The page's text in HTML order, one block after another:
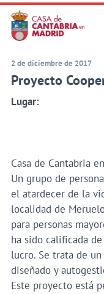
Saltar
al
contenido
principal
Principal
2 de diciembre de 2017
Proyecto
Lugar:
Casa de Cantabria
Un grupo de
el atardecer de la
localidad de
para personas
ha sido calificada
lucro. Se trata de
diseñado y
Este proyecto está